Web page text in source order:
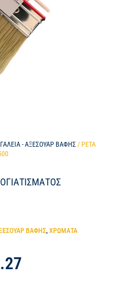
- ΑΞΕΣΟΥΑΡ ΒΑΦΗΣ / PETA
ΒΑΦΗΣ,ΧΡΩΜΑΤΑ